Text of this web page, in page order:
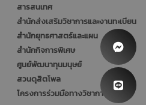
สารสนเทศ
สำนักส่งเสริมวิชาการและงานทะเบียน
สำนักยุทธศาสตร์และแผน
สำนักกิจการพิเศษ
ศูนย์พัฒนาทุนมนุษย์
สวนดุสิตโพล
โครงการร่วมมือทางวิชาการ (รมป.)